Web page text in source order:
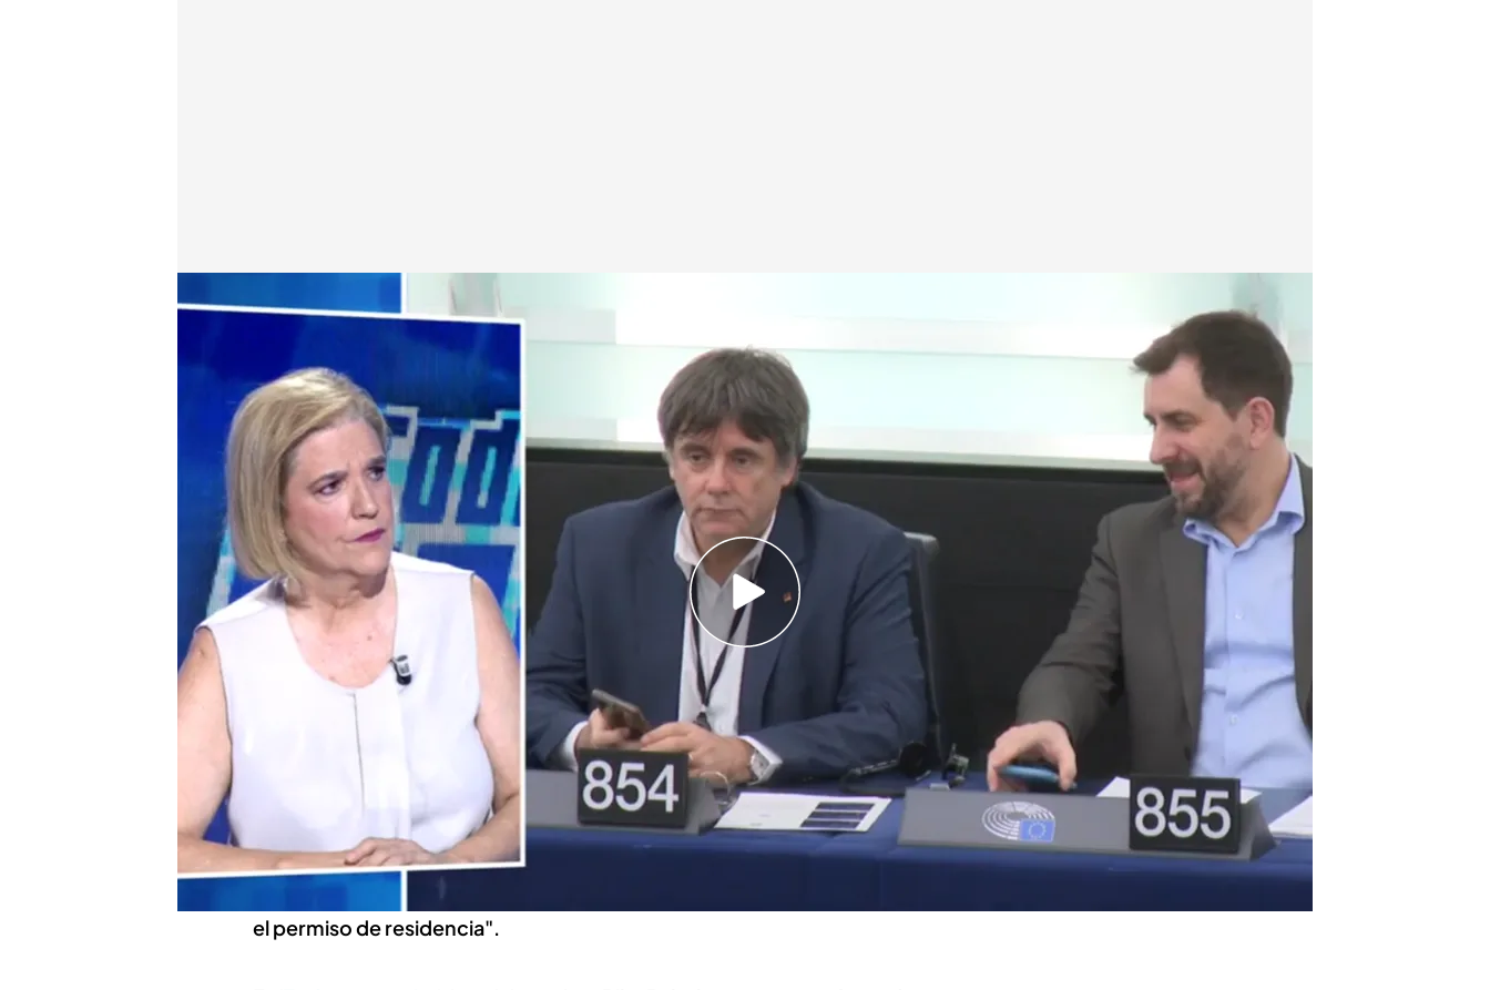
Pilar Rahola, a favor de la polémica postura de Carles Puigdemont
Madrid, 22 AGO 2025 - 19:04h.
La periodista da sus argumentos por los que considera que Carles
Puigdemont está en lo cierto en sus polémicas declaraciones
Esperanza Aguirre, sobre el avance del islam: "Hay algunas facciones
que están en contra de nuestros principios"
Compartir
Dos de las grandes preocupaciones de los nacionalistas catalanes
son el
retroceso del idioma
y elaumento de la inmigración.Y es que este
electorado tiene la percepción de que la llegada de nuevos colectivos no
incorporan el catalán a su vida cotidiana. Por esta razón,Carles
Puigdemontmencionó la siguiente polémica declaración durante una
conferencia de lengua y nación:
"Si un inmigrante no entiende café con
leche o dolor de barriga en catalán, el funcionario no debería renovarle
el permiso de residencia".